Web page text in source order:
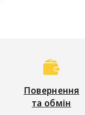
Повернення
та обмін